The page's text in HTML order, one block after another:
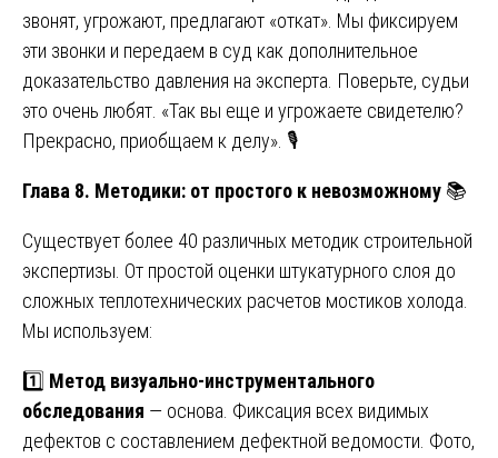
звонят, угрожают, предлагают «откат». Мы фиксируем
эти звонки и передаем в суд как дополнительное
доказательство давления на эксперта. Поверьте, судьи
это очень любят. «Так вы еще и угрожаете свидетелю?
Прекрасно, приобщаем к делу». 🎙️
Глава 8. Методики: от простого к невозможному 📚
Существует более 40 различных методик строительной
экспертизы. От простой оценки штукатурного слоя до
сложных теплотехнических расчетов мостиков холода.
Мы используем:
1️⃣ Метод визуально-инструментального
обследования — основа. Фиксация всех видимых
дефектов с составлением дефектной ведомости. Фото,